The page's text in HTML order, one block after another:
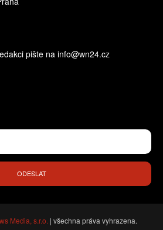
pište na info@wn24.cz
ODESLAT
Media, s.r.o. | všechna práva vyhrazena.